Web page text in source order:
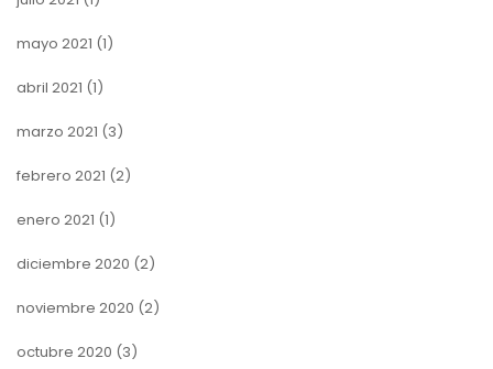
mayo 2021 (1)
abril 2021 (1)
marzo 2021 (3)
febrero 2021 (2)
enero 2021 (1)
diciembre 2020 (2)
noviembre 2020 (2)
octubre 2020 (3)